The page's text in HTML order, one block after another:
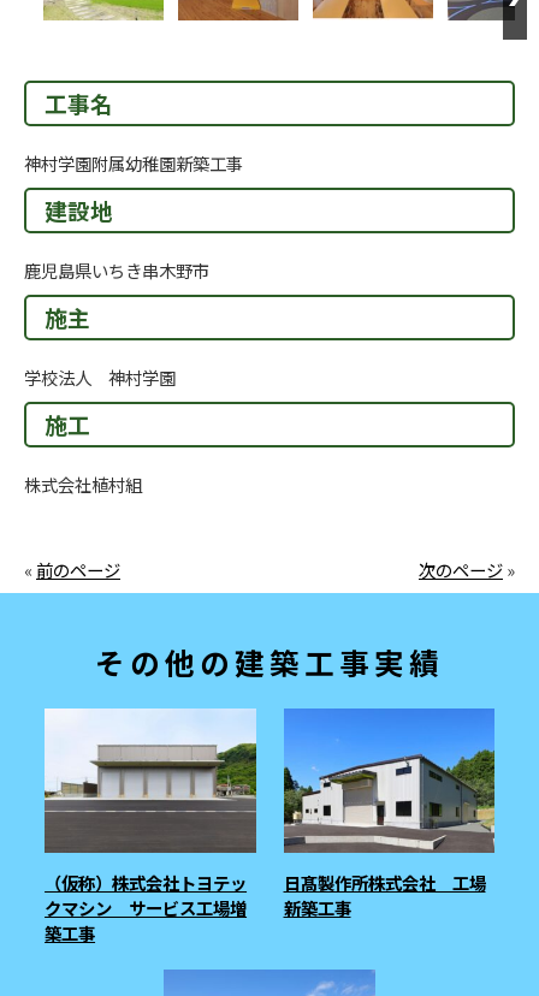
工事名
神村学園附属幼稚園新築工事
建設地
鹿児島県いちき串木野市
施主
学校法人 神村学園
施工
株式会社植村組
« 前のページ 次のページ»
その他の建築工事実績
（仮称）株式会社トヨテッ
クマシン サービス工場増
築工事
日髙製作所株式会社 工場
新築工事